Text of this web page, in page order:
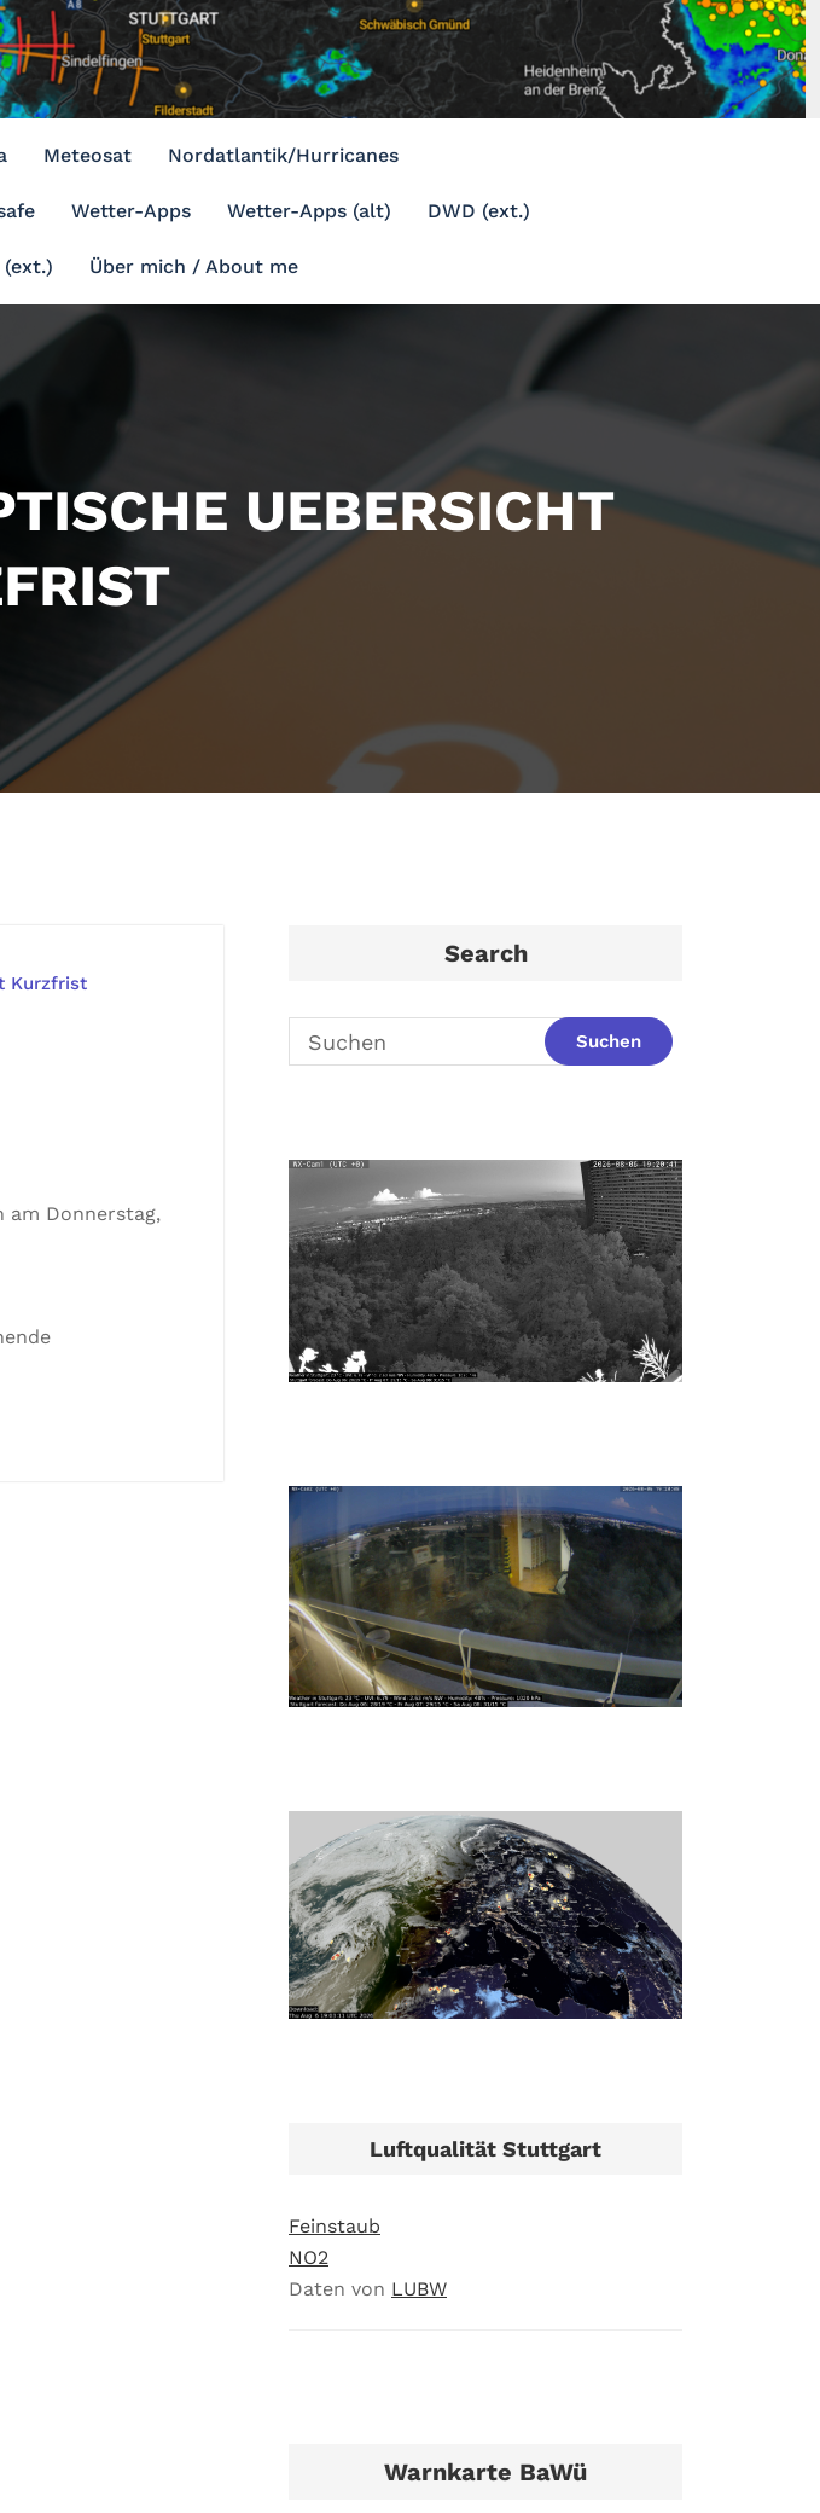
Meteosat Nordatlantik/Hurricanes
Wetter-Apps Wetter-Apps (alt) DWD (ext.)
(ext.) Über mich / About me
UEBERSICHT
Kurzfrist
am Donnerstag,
Search
Luftqualität Stuttgart
Feinstaub
NO2
Daten von LUBW
Warnkarte BaWü